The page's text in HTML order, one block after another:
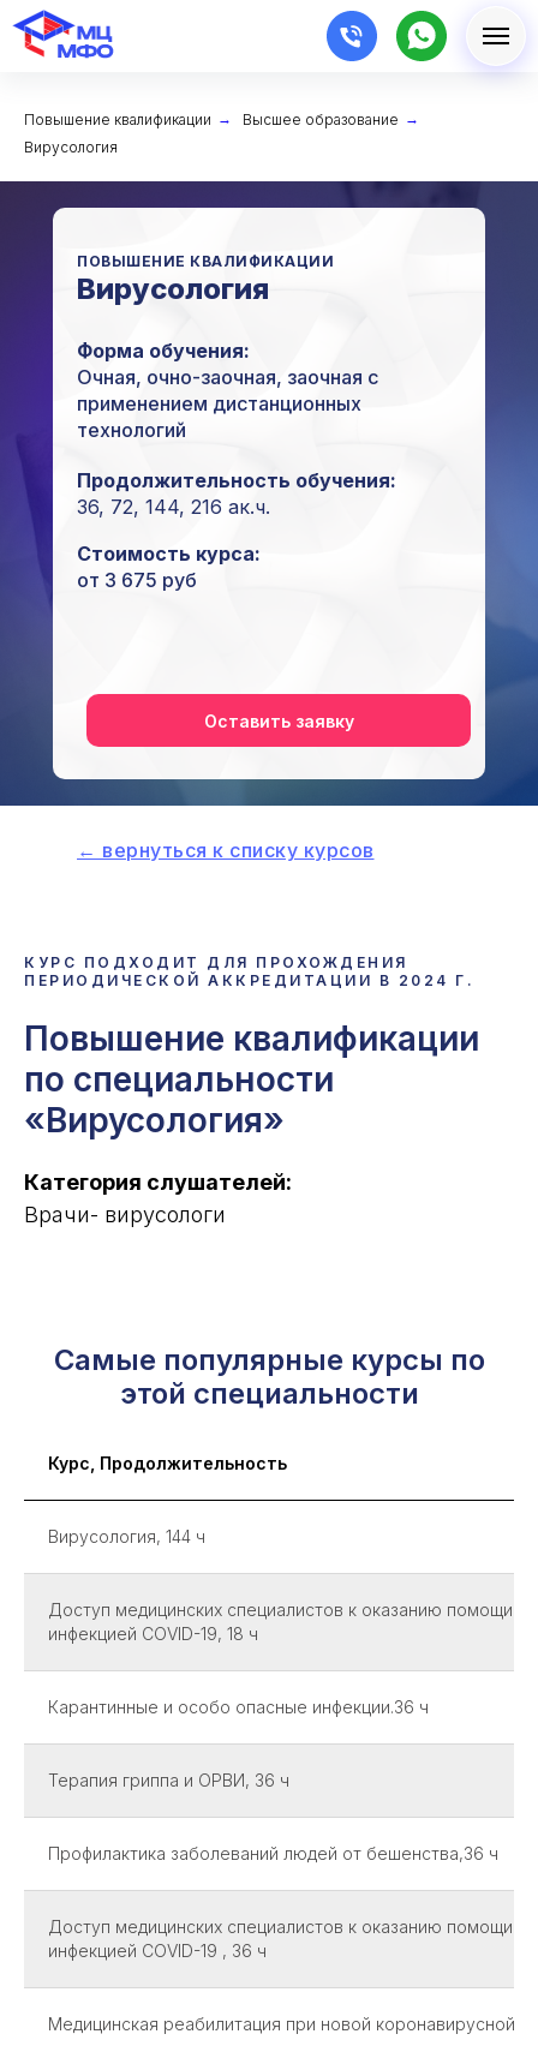
Повышение квалификации → Высшее образование →
Вирусология
Вирусология
ПОВЫШЕНИЕ КВАЛИФИКАЦИИ
Оставить заявку
Форма обучения:
Очная, очно-заочная, заочная с
применением дистанционных
технологий
Стоимость курса:
от 3 675 руб
Продолжительность обучения:
36, 72, 144, 216 ак.ч.
← вернуться к списку курсов
КУРС ПОДХОДИТ ДЛЯ ПРОХОЖДЕНИЯ
ПЕРИОДИЧЕСКОЙ АККРЕДИТАЦИИ В 2024 Г.
Повышение квалификации
по специальности
«Вирусология»
Категория слушателей:
Врачи- вирусологи
Самые популярные курсы по
этой специальности
Курс, Продолжительность
Вирусология, 144 ч
Доступ медицинских специалистов к оказанию помощи с
инфекцией COVID-19, 18 ч
Карантинные и особо опасные инфекции.36 ч
Терапия гриппа и ОРВИ, 36 ч
Профилактика заболеваний людей от бешенства,36 ч
Доступ медицинских специалистов к оказанию помощи с
инфекцией COVID-19 , 36 ч
Медицинская реабилитация при новой коронавирусной